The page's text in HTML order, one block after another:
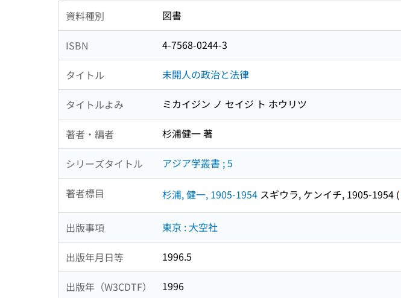
資料種別 図書
ISBN 4-7568-0244-3
タイトル 未開人の政治と法律
タイトルよみ ミカイジン ノ セイジ ト ホウリツ
著者・編者 杉浦健一 著
シリーズタイトル アジア学叢書 ; 5
著者標目 杉浦, 健一, 1905-1954 スギウラ, ケンイチ, 1905-1954 (
出版事項 東京 : 大空社
出版年月日等 1996.5
出版年（W3CDTF） 1996